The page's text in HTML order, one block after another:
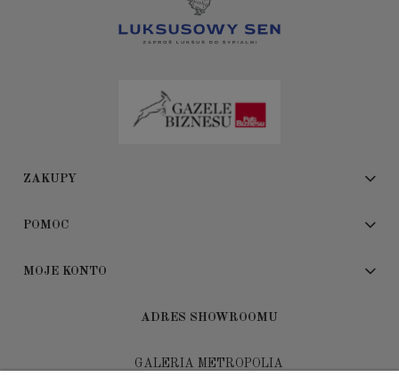
ZAKUPY
POMOC
MOJE KONTO
ADRES SHOWROOMU
GALERIA METROPOLIA